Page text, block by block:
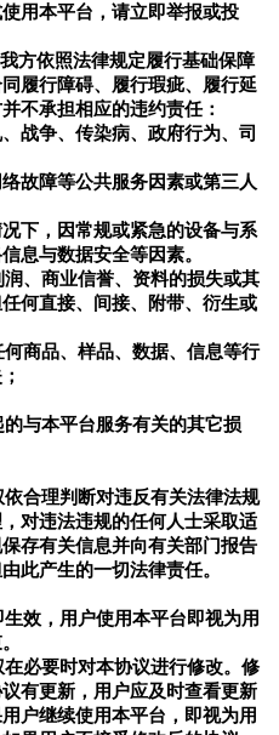
用本平台，请立即举报或投
方依照法律规定履行基础保障
履行障碍、履行瑕疵、履行延
不承担相应的违约责任：
战争、传染病、政府行为、司
故障等公共服务因素或第三人
下，因常规或紧急的设备与系
息与数据安全等因素。
、商业信誉、资料的损失或其
何直接、间接、附带、衍生或
商品、样品、数据、信息等行
与本平台服务有关的其它损
合理判断对违反有关法律法规
对违法违规的任何人士采取适
存有关信息并向有关部门报告
此产生的一切法律责任。
效，用户使用本平台即视为用
必要时对本协议进行修改。修
有更新，用户应及时查看更新
户继续使用本平台，即视为用